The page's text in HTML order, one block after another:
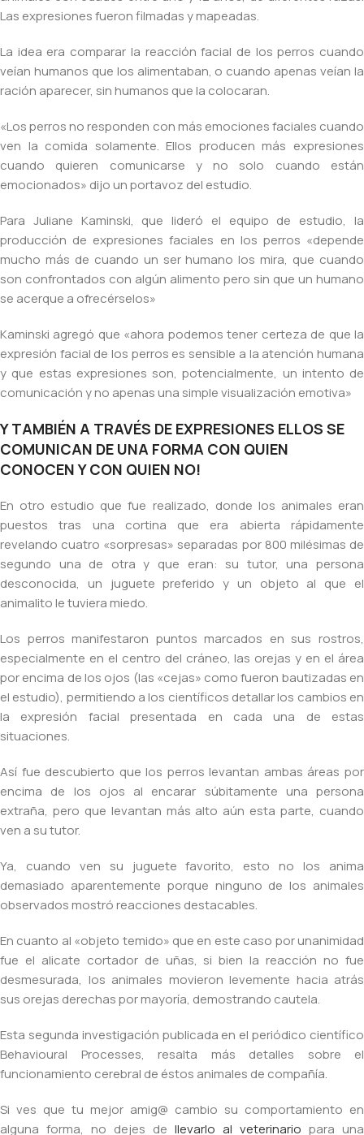
Las expresiones fueron filmadas y mapeadas.
La idea era comparar la reacción facial de los perros cuando
veían humanos que los alimentaban, o cuando apenas veían la
ración aparecer, sin humanos que la colocaran.
«Los perros no responden con más emociones faciales cuando
ven la comida solamente. Ellos producen más expresiones
cuando quieren comunicarse y no solo cuando están
emocionados» dijo un portavoz del estudio.
Para Juliane Kaminski, que lideró el equipo de estudio, la
producción de expresiones faciales en los perros «depende
mucho más de cuando un ser humano los mira, que cuando
son confrontados con algún alimento pero sin que un humano
se acerque a ofrecérselos»
Kaminski agregó que «ahora podemos tener certeza de que la
expresión facial de los perros es sensible a la atención humana
y que estas expresiones son, potencialmente, un intento de
comunicación y no apenas una simple visualización emotiva»
Y TAMBIÉN A TRAVÉS DE EXPRESIONES ELLOS SE
COMUNICAN DE UNA FORMA CON QUIEN
CONOCEN Y CON QUIEN NO!
En otro estudio que fue realizado, donde los animales eran
puestos tras una cortina que era abierta rápidamente
revelando cuatro «sorpresas» separadas por 800 milésimas de
segundo una de otra y que eran: su tutor, una persona
desconocida, un juguete preferido y un objeto al que el
animalito le tuviera miedo.
Los perros manifestaron puntos marcados en sus rostros,
especialmente en el centro del cráneo, las orejas y en el área
por encima de los ojos (las «cejas» como fueron bautizadas en
el estudio), permitiendo a los científicos detallar los cambios en
la expresión facial presentada en cada una de estas
situaciones.
Así fue descubierto que los perros levantan ambas áreas por
encima de los ojos al encarar súbitamente una persona
extraña, pero que levantan más alto aún esta parte, cuando
ven a su tutor.
Ya, cuando ven su juguete favorito, esto no los anima
demasiado aparentemente porque ninguno de los animales
observados mostró reacciones destacables.
En cuanto al «objeto temido» que en este caso por unanimidad
fue el alicate cortador de uñas, si bien la reacción no fue
desmesurada, los animales movieron levemente hacia atrás
sus orejas derechas por mayoría, demostrando cautela.
Esta segunda investigación publicada en el periódico científico
Behavioural Processes, resalta más detalles sobre el
funcionamiento cerebral de éstos animales de compañía.
Si ves que tu mejor amig@ cambio su comportamiento en
alguna forma, no dejes de llevarlo al veterinario para una